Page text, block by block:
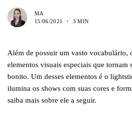
MA
15/06/2021
3 MIN
Além de possuir um vasto vocabulário,
elementos visuais especiais que tornam
bonito. Um desses elementos é o
ilumina os shows com suas cores e
saiba mais sobre ele a seguir.